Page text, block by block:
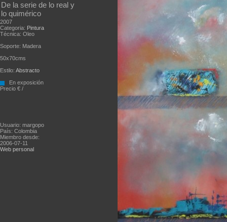
De la serie de lo real y
lo quimérico
2007
Categoria: Pintura
Técnica: Oleo
Soporte: Madera
50x70cms
Estilo: Abstracto
En exposición
Precio € /
Usuario: margopo
País: Colombia
Miembro desde:
2006-07-11
Web personal